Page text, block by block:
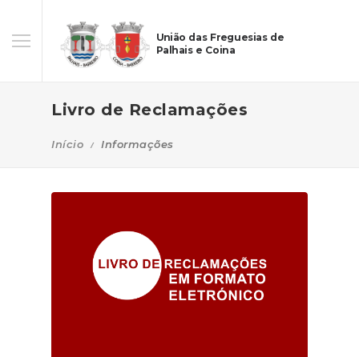
União das Freguesias de
Palhais e Coina
Livro de Reclamações
Início Informações